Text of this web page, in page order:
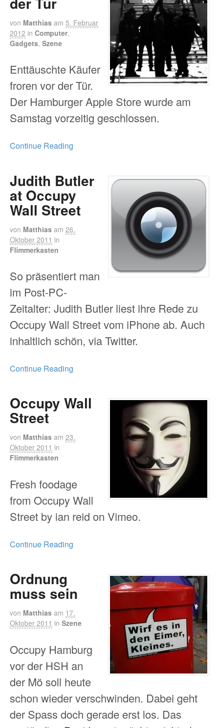
von Matthias am 5. Februar
2012 in Computer,
Gadgets, Szene
Enttäuschte Käufer
froren vor der Tür.
Der Hamburger Apple Store wurde am
Samstag vorzeitig geschlossen.
Continue Reading
Judith Butler
at Occupy
Wall Street
von Matthias am 26.
Oktober 2011 in
Flimmerkasten
So präsentiert man
im Post-PC-
Zeitalter: Judith Butler liest ihre Rede zu
Occupy Wall Street vom iPhone ab. Auch
inhaltlich schön, via Twitter.
Continue Reading
Occupy Wall
Street
von Matthias am 23.
Oktober 2011 in
Flimmerkasten
Fresh foodage
from Occupy Wall
Street by ian reid on Vimeo.
Continue Reading
Ordnung
muss sein
von Matthias am 17.
Oktober 2011 in Szene
Occupy Hamburg
vor der HSH an
der Mö soll heute
schon wieder verschwinden. Dabei geht
der Spass doch gerade erst los. Das